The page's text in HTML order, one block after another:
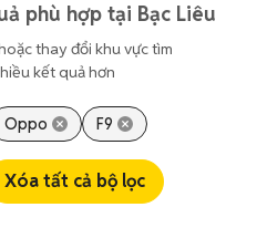
phù hợp tại Bạc Liêu
thay đổi khu vực tìm
kết quả hơn
Oppo F9
Xóa tất cả bộ lọc